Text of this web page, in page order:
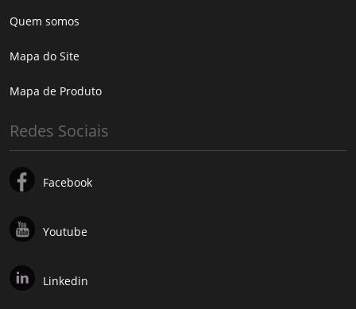
Quem somos
Mapa do Site
Mapa de Produto
Redes Sociais
Facebook
Youtube
Linkedin